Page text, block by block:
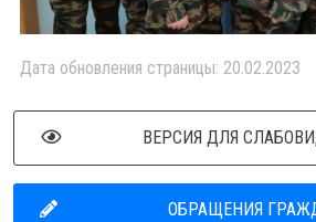
Дата обновления страницы: 20.02.2023
ВЕРСИЯ ДЛЯ
ОБРАЩЕНИЯ